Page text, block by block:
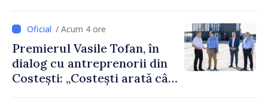
/ Acum 4 ore
Premierul Vasile Tofan, în
dialog cu antreprenorii din
Costești: „Costești arată cât